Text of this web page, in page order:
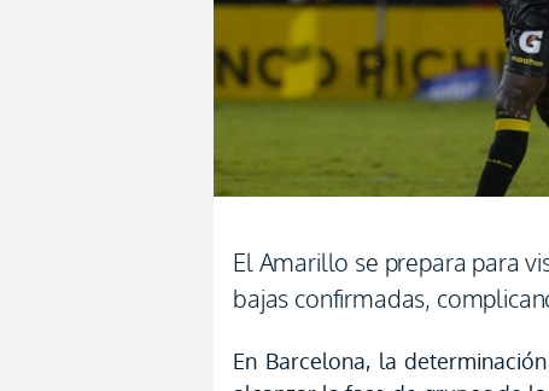
El Amarillo se prepara para
bajas confirmadas,
En Barcelona, la